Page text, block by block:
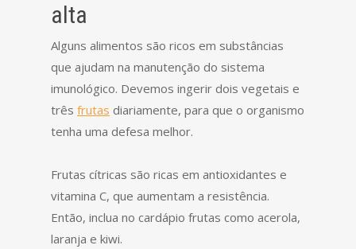
alta
Alguns alimentos são ricos em substâncias
que ajudam na manutenção do sistema
imunológico. Devemos ingerir dois vegetais e
três frutas diariamente, para que o organismo
tenha uma defesa melhor.
Frutas cítricas são ricas em antioxidantes e
vitamina C, que aumentam a resistência.
Então, inclua no cardápio frutas como acerola,
laranja e kiwi.